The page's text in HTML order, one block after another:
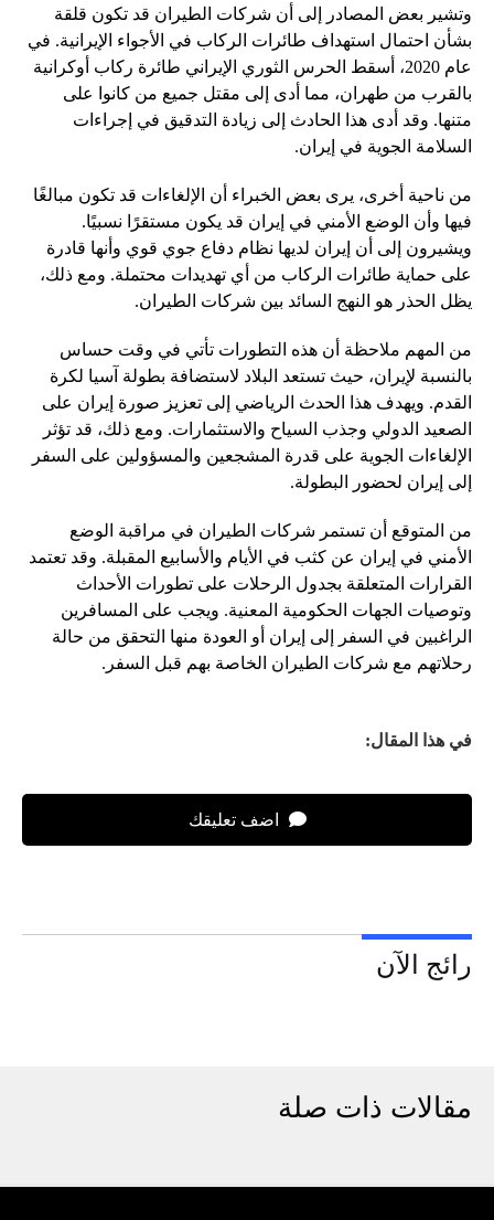
وتشير بعض المصادر إلى أن شركات الطيران قد تكون قلقة
بشأن احتمال استهداف طائرات الركاب في الأجواء الإيرانية. في
عام 2020، أسقط الحرس الثوري الإيراني طائرة ركاب أوكرانية
بالقرب من طهران، مما أدى إلى مقتل جميع من كانوا على
متنها. وقد أدى هذا الحادث إلى زيادة التدقيق في إجراءات
السلامة الجوية في إيران.
من ناحية أخرى، يرى بعض الخبراء أن الإلغاءات قد تكون مبالغًا
فيها وأن الوضع الأمني ​​في إيران قد يكون مستقرًا نسبيًا.
ويشيرون إلى أن إيران لديها نظام دفاع جوي قوي وأنها قادرة
على حماية طائرات الركاب من أي تهديدات محتملة. ومع ذلك،
يظل الحذر هو النهج السائد بين شركات الطيران.
من المهم ملاحظة أن هذه التطورات تأتي في وقت حساس
بالنسبة لإيران، حيث تستعد البلاد لاستضافة بطولة آسيا لكرة
القدم. ويهدف هذا الحدث الرياضي إلى تعزيز صورة إيران على
الصعيد الدولي وجذب السياح والاستثمارات. ومع ذلك، قد تؤثر
الإلغاءات الجوية على قدرة المشجعين والمسؤولين على السفر
إلى إيران لحضور البطولة.
من المتوقع أن تستمر شركات الطيران في مراقبة الوضع
الأمني ​​في إيران عن كثب في الأيام والأسابيع المقبلة. وقد تعتمد
القرارات المتعلقة بجدول الرحلات على تطورات الأحداث
وتوصيات الجهات الحكومية المعنية. ويجب على المسافرين
الراغبين في السفر إلى إيران أو العودة منها التحقق من حالة
رحلاتهم مع شركات الطيران الخاصة بهم قبل السفر.
في هذا المقال:
اضف تعليقك
رائج الآن
مقالات ذات صلة